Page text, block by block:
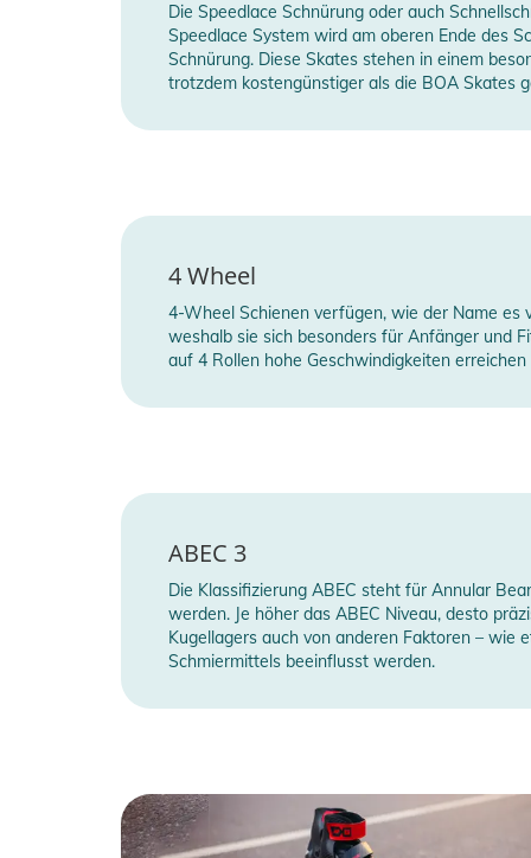
Die Speedlace Schnürung oder auch
Speedlace System wird am oberen Ende des
Schnürung. Diese Skates stehen in einem
trotzdem kostengünstiger als die BOA Skates
4 Wheel
4-Wheel Schienen verfügen, wie der Name es
weshalb sie sich besonders für Anfänger und
auf 4 Rollen hohe Geschwindigkeiten
ABEC 3
Die Klassifizierung ABEC steht für Annular
werden. Je höher das ABEC Niveau, desto
Kugellagers auch von anderen Faktoren –
Schmiermittels beeinflusst werden.